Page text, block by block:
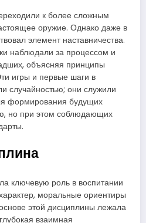
к более сложным
оружие. Однако даже в
элемент наставничества.
наблюдали за процессом и
объясняя принципы
игры и первые шаги в
случайностью; они служили
формирования будущих
но при этом соблюдающих
ключевую роль в воспитании
моральные ориентиры
этой дисциплины лежала
взаимная